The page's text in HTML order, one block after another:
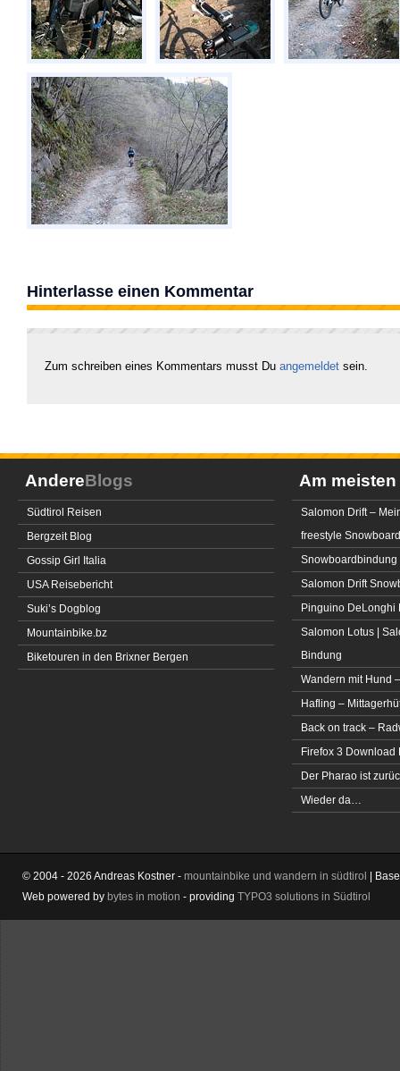
Hinterlasse einen Kommentar
Zum schreiben eines Kommentars musst Du angemeldet sein.
AndereBlogs
Südtirol Reisen
Bergzeit Blog
Gossip Girl Italia
USA Reisebericht
Suki’s Dogblog
Mountainbike.bz
Biketouren in den Brixner Bergen
Am meisten
Salomon Drift –
freestyle Snowboard
Snowboardbindung
Salomon Drift
Pinguino DeLonghi
Salomon Lotus |
Bindung
Wandern mit Hund
Hafling –
Back on track –
Firefox 3 Download
Der Pharao ist
Wieder da…
© 2004 - 2026 Andreas Kostner - mountainbike und wandern in südtirol |
Web powered by bytes in motion - providing TYPO3 solutions in Südtirol